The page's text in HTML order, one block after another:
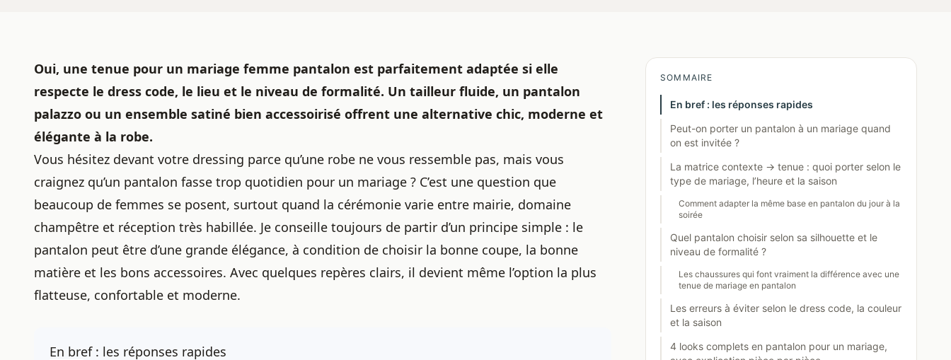
Oui, une tenue pour un mariage femme pantalon est parfaitement adaptée si elle
respecte le dress code, le lieu et le niveau de formalité. Un tailleur fluide, un pantalon
palazzo ou un ensemble satiné bien accessoirisé offrent une alternative chic, moderne et
élégante à la robe.
Vous hésitez devant votre dressing parce qu’une robe ne vous ressemble pas, mais vous
craignez qu’un pantalon fasse trop quotidien pour un mariage ? C’est une question que
beaucoup de femmes se posent, surtout quand la cérémonie varie entre mairie, domaine
champêtre et réception très habillée. Je conseille toujours de partir d’un principe simple : le
pantalon peut être d’une grande élégance, à condition de choisir la bonne coupe, la bonne
matière et les bons accessoires. Avec quelques repères clairs, il devient même l’option la plus
flatteuse, confortable et moderne.
En bref : les réponses rapides
SOMMAIRE
En bref : les réponses rapides
Peut-on porter un pantalon à un mariage quand
on est invitée ?
La matrice contexte → tenue : quoi porter selon le
type de mariage, l’heure et la saison
Comment adapter la même base en pantalon du jour à la
soirée
Quel pantalon choisir selon sa silhouette et le
niveau de formalité ?
Les chaussures qui font vraiment la différence avec une
tenue de mariage en pantalon
Les erreurs à éviter selon le dress code, la couleur
et la saison
4 looks complets en pantalon pour un mariage,